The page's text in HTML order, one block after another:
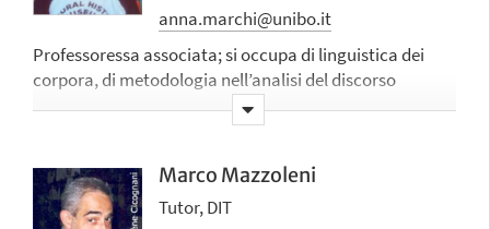
anna.marchi@unibo.it
Professoressa associata; si occupa di linguistica dei
corpora, di metodologia nell’analisi del discorso
assistita da corpora e di linguaggio giornalistico e
Marco Mazzoleni
Tutor, DIT